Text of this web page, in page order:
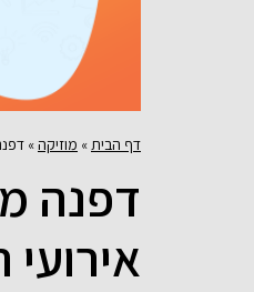
דף הבית » מוזיקה» דפנה
דפנה
אירועי ה-7 באוקטובר בערב